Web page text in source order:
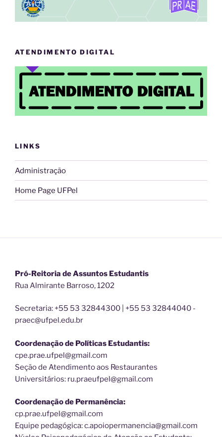
ATENDIMENTO DIGITAL
LINKS
Administração
Home Page UFPel
Pró-Reitoria de Assuntos Estudantis
Rua Almirante Barroso, 1202
Secretaria: +55 53 32844300 | +55 53 32844040 -
praec@ufpel.edu.br
Coordenação de Políticas Estudantis:
cpe.prae.ufpel@gmail.com
Seção de Atendimento aos Restaurantes
Universitários: ru.praeufpel@gmail.com
Coordenação de Permanência:
cp.prae.ufpel@gmail.com
Equipe pedagógica: c.apoiopermanencia@gmail.com